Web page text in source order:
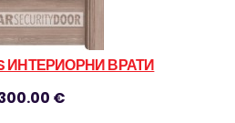
ИНТЕРИОРНИ ВРАТИ
€